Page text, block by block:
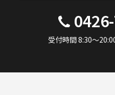
受付時間 8:30～